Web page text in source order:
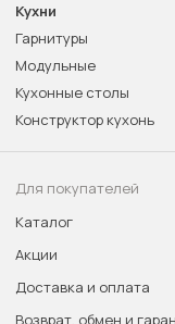
Кухни
Гарнитуры
Модульные
Кухонные столы
Конструктор кухонь
Для покупателей
Каталог
Акции
Доставка и оплата
Возврат, обмен и